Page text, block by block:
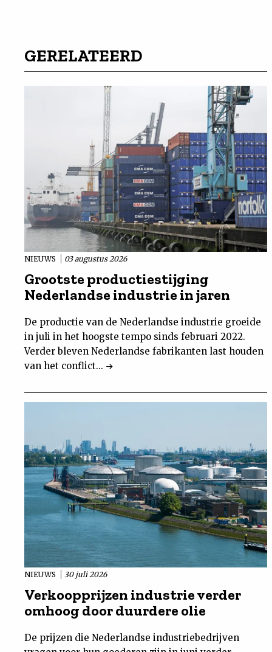
GERELATEERD
NIEUWS 03 augustus 2026
Grootste productiestijging
Nederlandse industrie in jaren
De productie van de Nederlandse industrie groeide
in juli in het hoogste tempo sinds februari 2022.
Verder bleven Nederlandse fabrikanten last houden
van het conflict...
NIEUWS 30 juli 2026
Verkoopprijzen industrie verder
omhoog door duurdere olie
De prijzen die Nederlandse industriebedrijven